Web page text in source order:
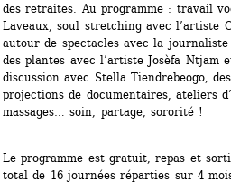
des retraites. Au programme : travail
Laveaux, soul stretching avec l’artiste
autour de spectacles avec la
des plantes avec l’artiste Josèfa Ntjam
discussion avec Stella Tiendrebeogo,
projections de documentaires, ateliers
massages… soin, partage, sororité !
Le programme est gratuit, repas et
total de 16 journées réparties sur 4